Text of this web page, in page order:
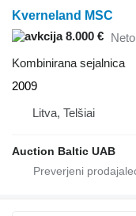
Kverneland MSC
8.000 € Neto
Kombinirana sejalnica
2009
Litva, Telšiai
Auction Baltic UAB